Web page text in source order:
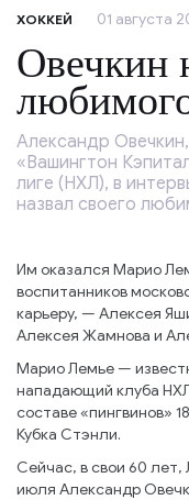
ХОККЕЙ 01 августа
Овечкин
Александр
«Вашингтон
лиге (НХЛ), в
назвал своего
Им оказался Марио
воспитанников
карьеру, — Алексея
Алексея Жамнова и
Марио Лемье —
нападающий клуба
составе «пингвинов»
Кубка Стэнли.
Сейчас, в свои 60 лет,
июля Александр